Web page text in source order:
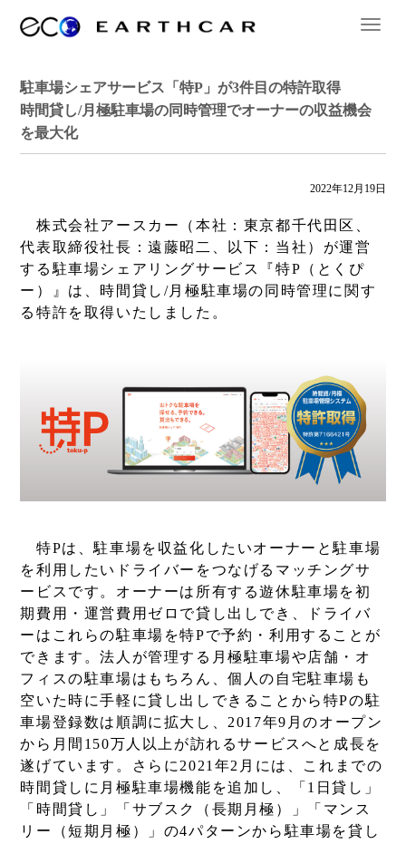
駐車場シェアサービス「特P」が3件目の特許取得
時間貸し/月極駐車場の同時管理でオーナーの収益機会
を最大化
2022年12月19日
株式会社アースカー（本社：東京都千代田区、
代表取締役社長：遠藤昭二、以下：当社）が運営
する駐車場シェアリングサービス『特P（とくぴ
ー）』は、時間貸し/月極駐車場の同時管理に関す
る特許を取得いたしました。
特Pは、駐車場を収益化したいオーナーと駐車場
を利用したいドライバーをつなげるマッチングサ
ービスです。オーナーは所有する遊休駐車場を初
期費用・運営費用ゼロで貸し出しでき、ドライバ
ーはこれらの駐車場を特Pで予約・利用することが
できます。法人が管理する月極駐車場や店舗・オ
フィスの駐車場はもちろん、個人の自宅駐車場も
空いた時に手軽に貸し出しできることから特Pの駐
車場登録数は順調に拡大し、2017年9月のオープン
から月間150万人以上が訪れるサービスへと成長を
遂げています。さらに2021年2月には、これまでの
時間貸しに月極駐車場機能を追加し、「1日貸し」
「時間貸し」「サブスク（長期月極）」「マンス
リー（短期月極）」の4パターンから駐車場を貸し